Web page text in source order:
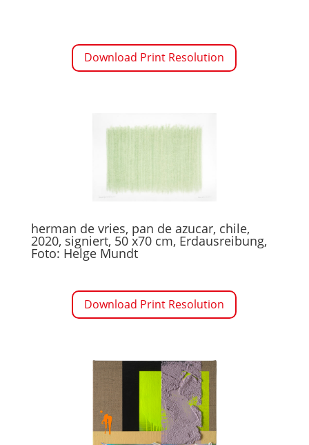
Download Print Resolution
herman de vries, pan de azucar, chile,
2020, signiert, 50 x70 cm, Erdausreibung,
Foto: Helge Mundt
Download Print Resolution